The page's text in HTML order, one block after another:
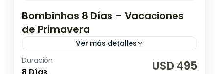
Bombinhas 8 Días – Vacaciones
de Primavera
Ver más detalles
SALIDA: 19 DE SETIEMBRE
Duración
8 Días USD 495